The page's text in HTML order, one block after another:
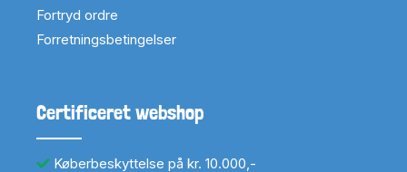
Fortryd ordre
Forretningsbetingelser
Certificeret webshop
Køberbeskyttelse på kr. 10.000,-